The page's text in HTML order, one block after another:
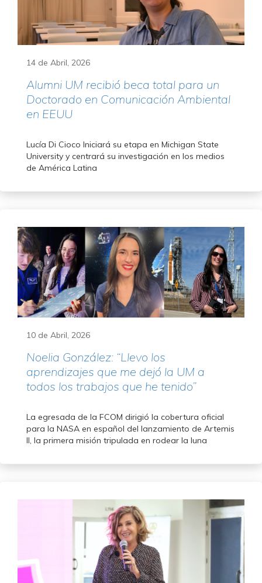
14 de Abril, 2026
Alumni UM recibió beca total para un
Doctorado en Comunicación Ambiental
en EEUU
Lucía Di Cioco Iniciará su etapa en Michigan State
University y centrará su investigación en los medios
de América Latina
10 de Abril, 2026
Noelia González: “Llevo los
aprendizajes que me dejó la UM a
todos los trabajos que he tenido”
La egresada de la FCOM dirigió la cobertura oficial
para la NASA en español del lanzamiento de Artemis
II, la primera misión tripulada en rodear la luna